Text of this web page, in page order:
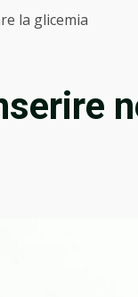
la glicemia